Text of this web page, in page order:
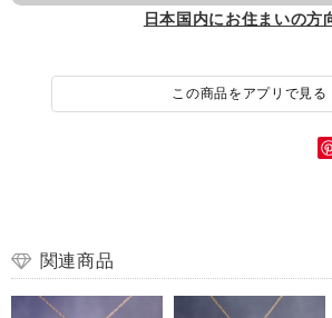
日本国内にお住まいの方
この商品をアプリで見る
関連商品